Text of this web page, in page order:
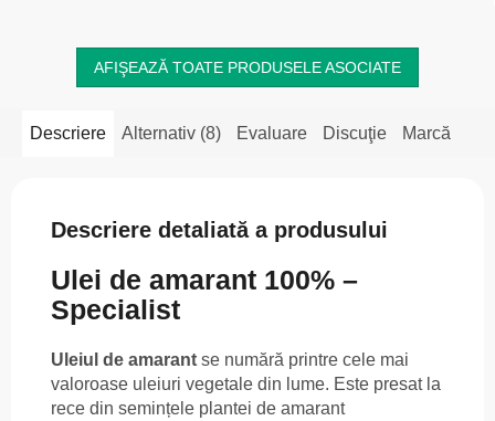
AFIŞEAZĂ TOATE PRODUSELE ASOCIATE
Descriere Alternativ (8) Evaluare Discuţie Marcă
Descriere detaliată a produsului
Ulei de amarant 100% –
Specialist
Uleiul de amarant se numără printre cele mai
valoroase uleiuri vegetale din lume. Este presat la
rece din semințele plantei de amarant